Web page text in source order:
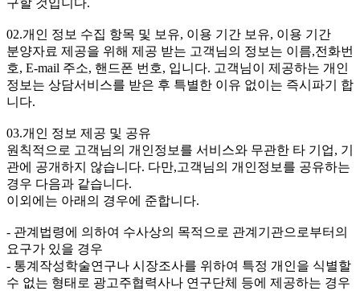
구할 것입니다.
02.개인 정보 수집 항목 및 보유, 이용 기간 보유, 이용 기간
분양자료 제공을 위해 제공 받는 고객님의 정보는 이름,전화번
호, E-mail 주소, 핸드폰 번호, 입니다. 고객님이 제공하는 개인
정보는 상담서비스를 받은 후 특별한 이유 없이는 즉시파기 합
니다.
03.개인 정보 제공 및 공유
원칙적으로 고객님의 개인정보를 서비스와 무관한 타 기업, 기
관에 공개하지 않습니다. 다만,고객님의 개인정보를 공유하는
경우 다음과 같습니다.
이외에는 아래의 경우에 준합니다.
- 관계법령에 의하여 수사상의 목적으로 관계기관으로부터의
요구가 있을 경우
- 통계작성학술연구나 시장조사를 위하여 특정 개인을 식별할
수 없는 형태로 광고주협력사나 연구단체 등에 제공하는 경우